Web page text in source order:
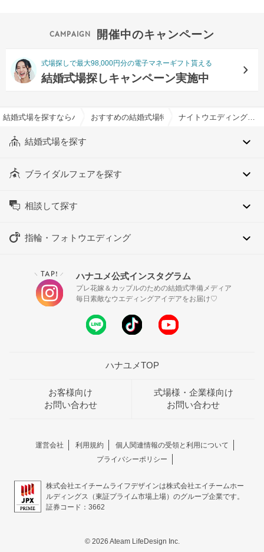
開催中のキャンペーン
式場探しで最大98,000円分の電子マネーギフト貰える
結婚式場探しキャンペーン実施中
結婚式場を探すならハナユメおすすめの結婚式場特集一覧
結婚式場を探す
ブライダルフェアを探す
相談して探す
指輪・フォトウエディング
＼ TAP! ／ ハナユメ公式インスタグラム
プレ花嫁＆カップルのための結婚式準備メディア
毎日素敵なウエディングアイデアをお届け♡
ハナユメTOP
お客様向け
お問い合わせ
式場様・企業様向け
お問い合わせ
運営会社 利用規約
個人関連情報の受領と利用について
プライバシーポリシー
株式会社エイチームライフデザインは株式会社エイチームホー
ルディングス（東証プライム市場上場）のグループ企業です。
証券コード：3662
© 2026 Ateam LifeDesign Inc.